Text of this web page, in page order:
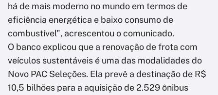
há de mais moderno no mundo em termos de
eficiência energética e baixo consumo de
combustível", acrescentou o comunicado.
O banco explicou que a renovação de frota com
veículos sustentáveis é uma das modalidades do
Novo PAC Seleções. Ela prevê a destinação de R$
10,5 bilhões para a aquisição de 2.529 ônibus